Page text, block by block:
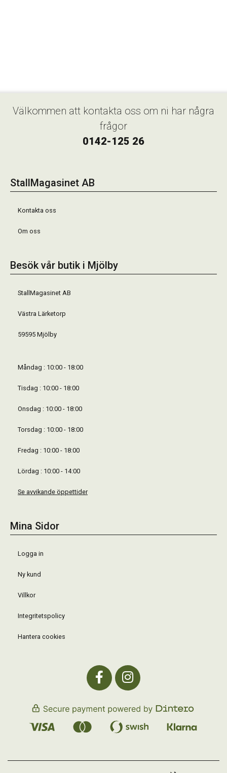
Välkommen att kontakta oss om ni har några
frågor
0142-125 26
StallMagasinet AB
Kontakta oss
Om oss
Besök vår butik i Mjölby
StallMagasinet AB
Västra Lärketorp
59595 Mjölby
Måndag : 10:00 - 18:00
Tisdag : 10:00 - 18:00
Onsdag : 10:00 - 18:00
Torsdag : 10:00 - 18:00
Fredag : 10:00 - 18:00
Lördag : 10:00 - 14:00
Se avvikande öppettider
Mina Sidor
Logga in
Ny kund
Villkor
Integritetspolicy
Hantera cookies